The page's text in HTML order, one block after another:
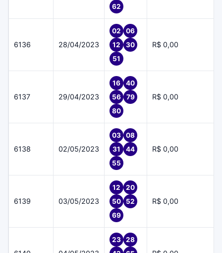
62
6136 28/04/2023
02
06
12
30
51
R$ 0,00
6137 29/04/2023
16
40
56
79
80
R$ 0,00
6138 02/05/2023
03
08
31
44
55
R$ 0,00
6139 03/05/2023
12
20
50
52
69
R$ 0,00
23
28